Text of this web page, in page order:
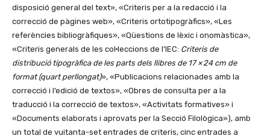
disposició general del text», «Criteris per a la redacció i la
correcció de pàgines web», «Criteris ortotipogràfics», «Les
referències bibliogràfiques», «Qüestions de lèxic i onomàstica»,
«Criteris generals de les col·leccions de l’IEC: Criteris de
distribució tipogràfica de les parts dels llibres de 17 × 24 cm de
format (quart perllongat)», «Publicacions relacionades amb la
correcció i l’edició de textos», «Obres de consulta per a la
traducció i la correcció de textos», «Activitats formatives» i
«Documents elaborats i aprovats per la Secció Filològica»), amb
un total de vuitanta-set entrades de criteris, cinc entrades a